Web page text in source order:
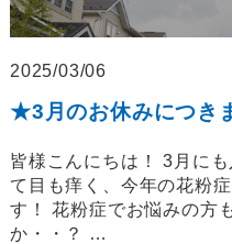
2025/03/06
★3月のお休みにつき
皆様こんにちは！ 3月に
て目も痒く、今年の花粉
す！ 花粉症でお悩みの方
か・・？ …